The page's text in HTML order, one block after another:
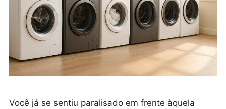
Você já se sentiu paralisado em frente àquela